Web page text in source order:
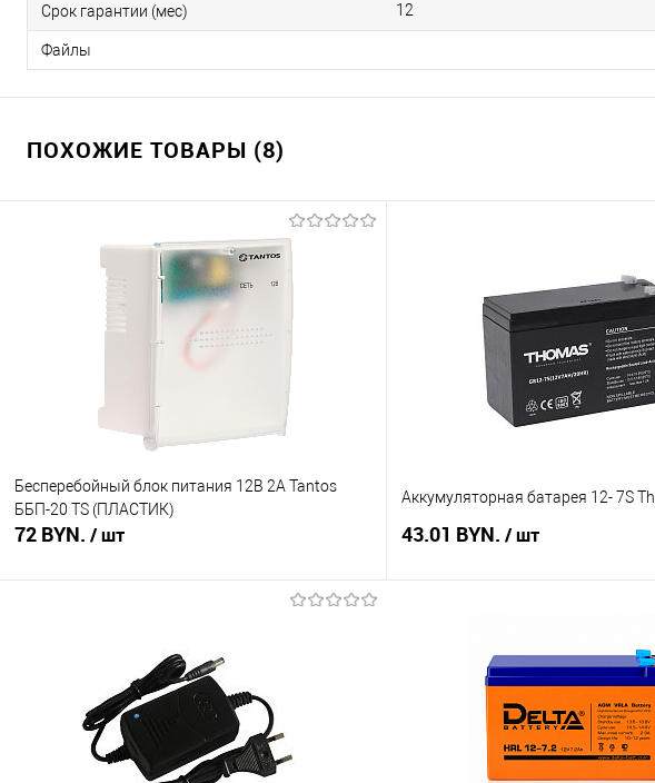
Срок гарантии (мес) 12
Файлы
ПОХОЖИЕ ТОВАРЫ (8)
Бесперебойный блок питания 12В 2А Tantos
ББП-20 TS (ПЛАСТИК)
72 BYN. / шт
Купить в 1 клик
Сравнение
В избранное
В наличии
Аккумуляторная батарея 12- 7S
43.01 BYN. / шт
Купить в 1 клик
В